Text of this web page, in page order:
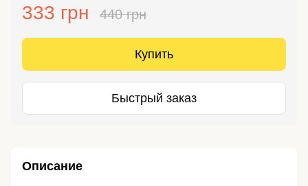
333 грн 440 грн
Купить
Быстрый заказ
Описание